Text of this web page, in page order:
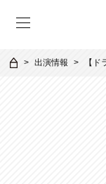
出演情報 【